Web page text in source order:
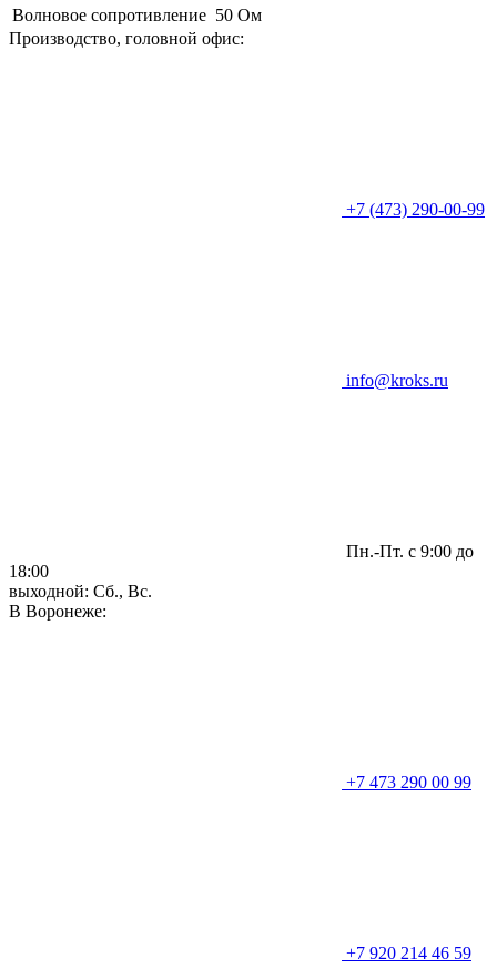
Волновое сопротивление 50 Ом
Производство, головной офис:
+7 (473) 290-00-99
info@kroks.ru
Пн.-Пт. с 9:00 до
18:00
выходной: Сб., Вс.
В Воронеже:
+7 473 290 00 99
+7 920 214 46 59